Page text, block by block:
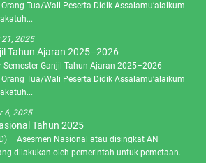
Tua/Wali Peserta Didik Assalamu’alaikum
21, 2025
Tahun Ajaran 2025–2026
Semester Ganjil Tahun Ajaran 2025–2026
Tua/Wali Peserta Didik Assalamu’alaikum
6, 2025
Tahun 2025
– Asesmen Nasional atau disingkat AN
dilakukan oleh pemerintah untuk pemetaan..